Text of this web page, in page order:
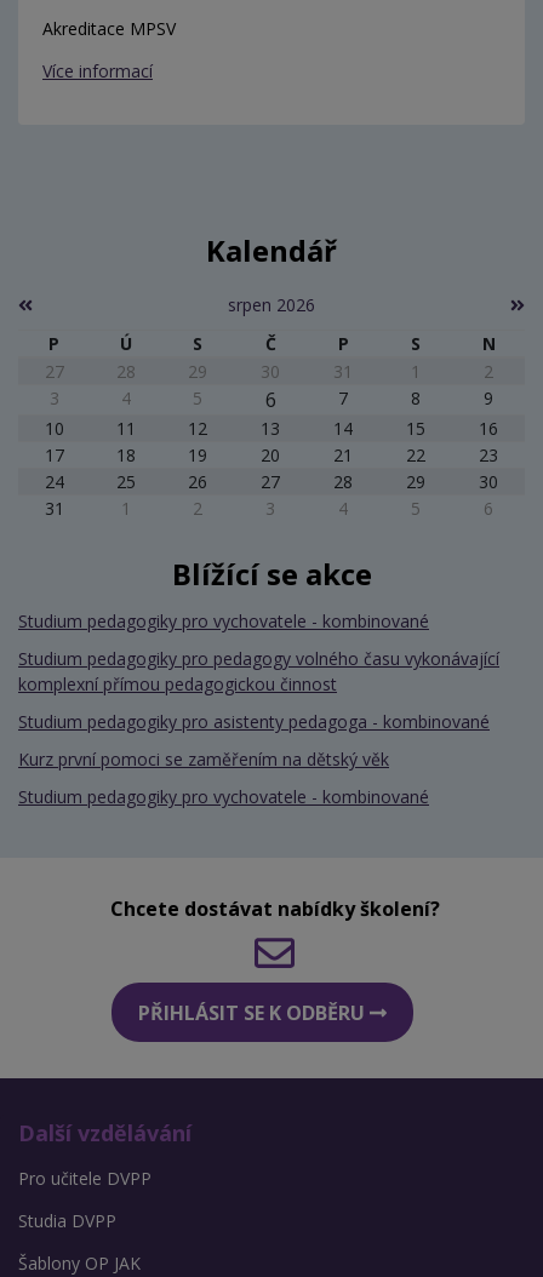
Akreditace MPSV
Více informací
Kalendář
srpen 2026
P
Ú S Č P S
N
27
28 29 30 31 1
2
3
4 5 6 7 8
9
10
11 12 13 14 15
16
17
18 19 20 21 22
23
24
25 26 27 28 29
30
31
1 2 3 4 5 6
Blížící se akce
Studium pedagogiky pro vychovatele - kombinované
Studium pedagogiky pro pedagogy volného času vykonávající
komplexní přímou pedagogickou činnost
Studium pedagogiky pro asistenty pedagoga - kombinované
Kurz první pomoci se zaměřením na dětský věk
Studium pedagogiky pro vychovatele - kombinované
Chcete dostávat nabídky školení?
PŘIHLÁSIT SE K ODBĚRU
Další vzdělávání
Pro učitele DVPP
Studia DVPP
Šablony OP JAK